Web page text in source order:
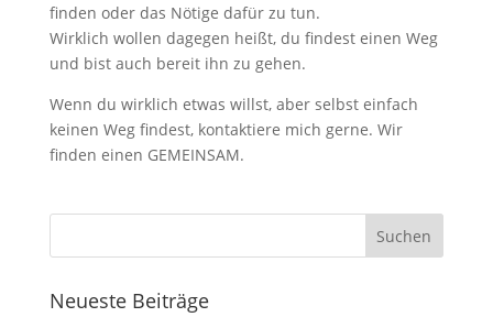
finden oder das Nötige dafür zu tun.
Wirklich wollen dagegen heißt, du findest einen Weg
und bist auch bereit ihn zu gehen.
Wenn du wirklich etwas willst, aber selbst einfach
keinen Weg findest, kontaktiere mich gerne. Wir
finden einen GEMEINSAM.
Neueste Beiträge